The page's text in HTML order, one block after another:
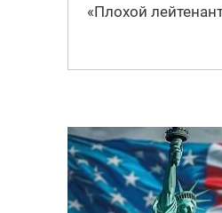
«Плохой